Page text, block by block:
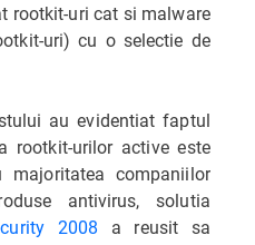
rootkit-uri cat si malware
uri) cu o selectie de
au evidentiat faptul
rootkit-urilor active este
companiilor
antivirus, solutia
2008 a reusit sa